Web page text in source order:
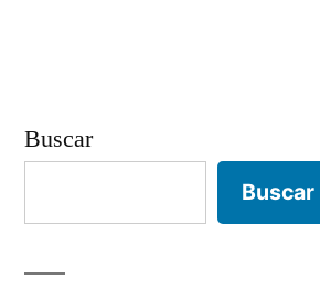
Buscar
Buscar